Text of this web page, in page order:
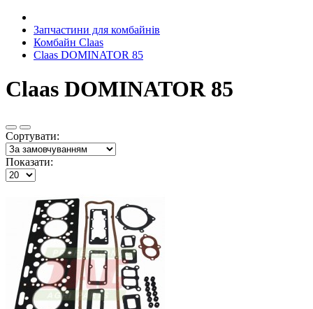
Запчастини для комбайнів
Комбайн Claas
Claas DOMINATOR 85
Claas DOMINATOR 85
Сортувати:
Показати: